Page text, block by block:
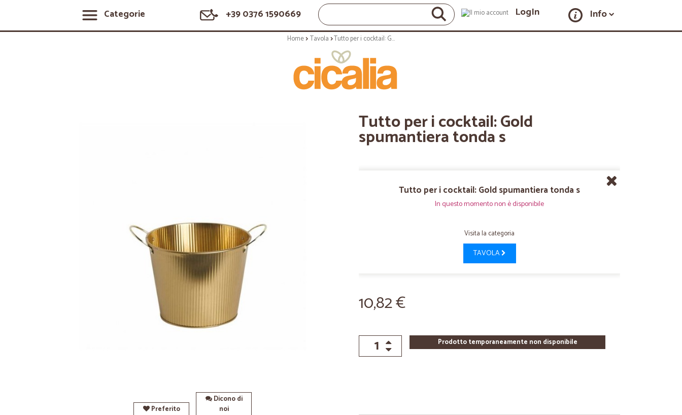
Categorie +39 0376 1590669 LogIn Info
Home Tavola Tutto per i cocktail: Gold spumantiera tonda s
Preferito
Dicono di
noi
Tutto per i cocktail: Gold
spumantiera tonda s
Tutto per i cocktail: Gold spumantiera tonda s
In questo momento non è disponibile
Visita la categoria
TAVOLA
10,82 €
Prodotto temporaneamente non disponibile